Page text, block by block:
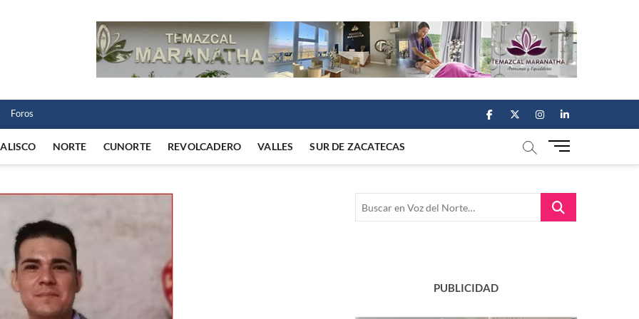
Foros facebook
twitterinstagram
linkedin
NORTE CUNORTE REVOLCADERO VALLES SUR DE ZACATECAS
M
u
B
u
Buscar
PUBLICIDAD